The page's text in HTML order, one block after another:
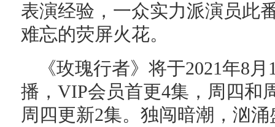
表演经验，一众实力派演员此
难忘的荧屏火花。
《玫瑰行者》将于2021年8
播，VIP会员首更4集，周四和
周四更新2集。独闯暗潮，汹